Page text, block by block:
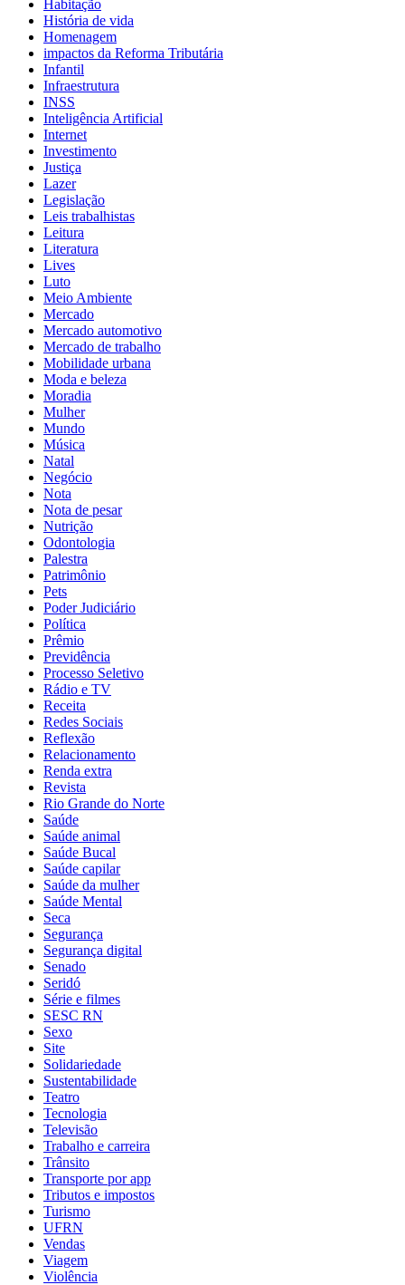
Habitação
História de vida
Homenagem
impactos da Reforma Tributária
Infantil
Infraestrutura
INSS
Inteligência Artificial
Internet
Investimento
Justiça
Lazer
Legislação
Leis trabalhistas
Leitura
Literatura
Lives
Luto
Meio Ambiente
Mercado
Mercado automotivo
Mercado de trabalho
Mobilidade urbana
Moda e beleza
Moradia
Mulher
Mundo
Música
Natal
Negócio
Nota
Nota de pesar
Nutrição
Odontologia
Palestra
Patrimônio
Pets
Poder Judiciário
Política
Prêmio
Previdência
Processo Seletivo
Rádio e TV
Receita
Redes Sociais
Reflexão
Relacionamento
Renda extra
Revista
Rio Grande do Norte
Saúde
Saúde animal
Saúde Bucal
Saúde capilar
Saúde da mulher
Saúde Mental
Seca
Segurança
Segurança digital
Senado
Seridó
Série e filmes
SESC RN
Sexo
Site
Solidariedade
Sustentabilidade
Teatro
Tecnologia
Televisão
Trabalho e carreira
Trânsito
Transporte por app
Tributos e impostos
Turismo
UFRN
Vendas
Viagem
Violência